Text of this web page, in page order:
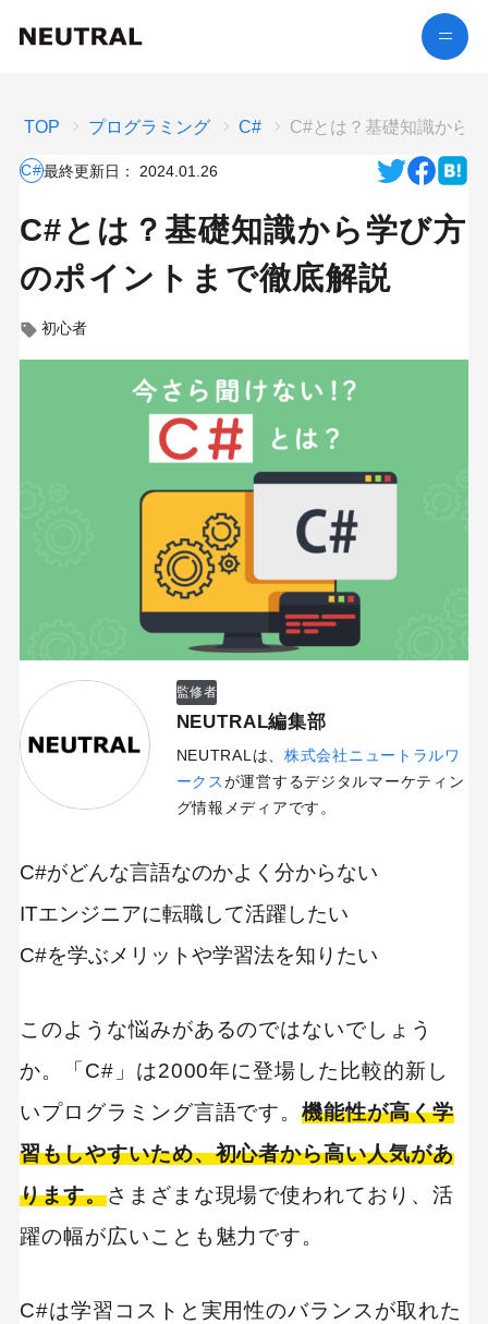
TOP プログラミング C# C#とは？基礎知識から
C#最終更新日： 2024.01.26
C#とは？基礎知識から学び方
のポイントまで徹底解説
初心者
監修者
NEUTRAL編集部
NEUTRALは、 株式会社ニュートラルワ
ークスが運営するデジタルマーケティン
グ情報メディアです。
C#がどんな言語なのかよく分からない
ITエンジニアに転職して活躍したい
C#を学ぶメリットや学習法を知りたい
このような悩みがあるのではないでしょう
か。「C#」は2000年に登場した比較的新し
いプログラミング言語です。機能性が高く学
習もしやすいため、初心者から高い人気があ
ります。さまざまな現場で使われており、活
躍の幅が広いことも魅力です。
C#は学習コストと実用性のバランスが取れた